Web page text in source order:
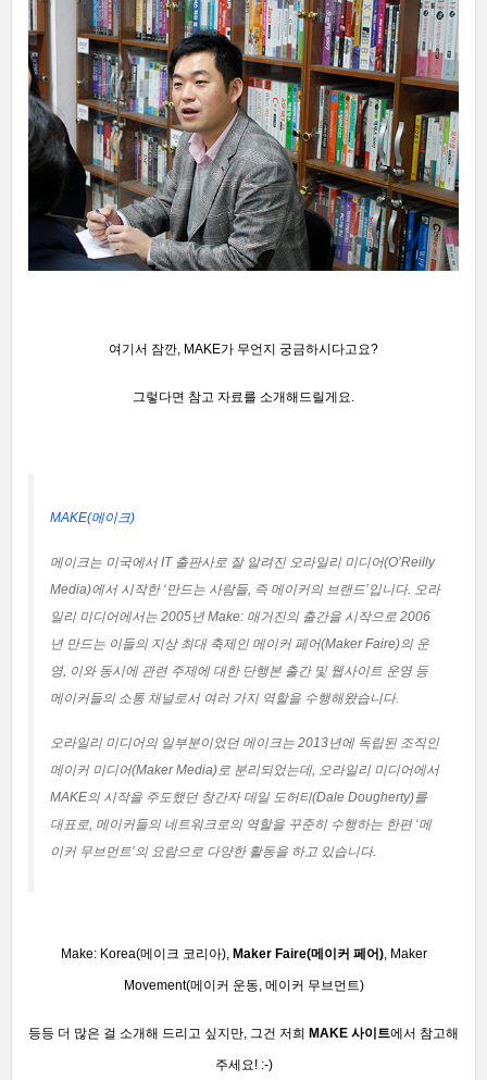
여기서 잠깐, MAKE가 무언지 궁금하시다고요?
그렇다면 참고 자료를 소개해드릴게요.
MAKE(메이크)
메이크는 미국에서 IT 출판사로 잘 알려진 오라일리 미디어(O’Reilly
Media)에서 시작한 ‘만드는 사람들, 즉 메이커의 브랜드’입니다. 오라
일리 미디어에서는 2005년 Make: 매거진의 출간을 시작으로 2006
년 만드는 이들의 지상 최대 축제인 메이커 페어(Maker Faire)의 운
영, 이와 동시에 관련 주제에 대한 단행본 출간 및 웹사이트 운영 등
메이커들의 소통 채널로서 여러 가지 역할을 수행해왔습니다.
오라일리 미디어의 일부분이었던 메이크는 2013년에 독립된 조직인
메이커 미디어(Maker Media)로 분리되었는데, 오라일리 미디어에서
MAKE의 시작을 주도했던 창간자 데일 도허티(Dale Dougherty)를
대표로, 메이커들의 네트워크로의 역할을 꾸준히 수행하는 한편 ‘메
이커 무브먼트’의 요람으로 다양한 활동을 하고 있습니다.
Make: Korea(메이크 코리아), Maker Faire(메이커 페어), Maker
Movement(메이커 운동, 메이커 무브먼트)
등등 더 많은 걸 소개해 드리고 싶지만, 그건 저희 MAKE 사이트에서 참고해
주세요! :-)